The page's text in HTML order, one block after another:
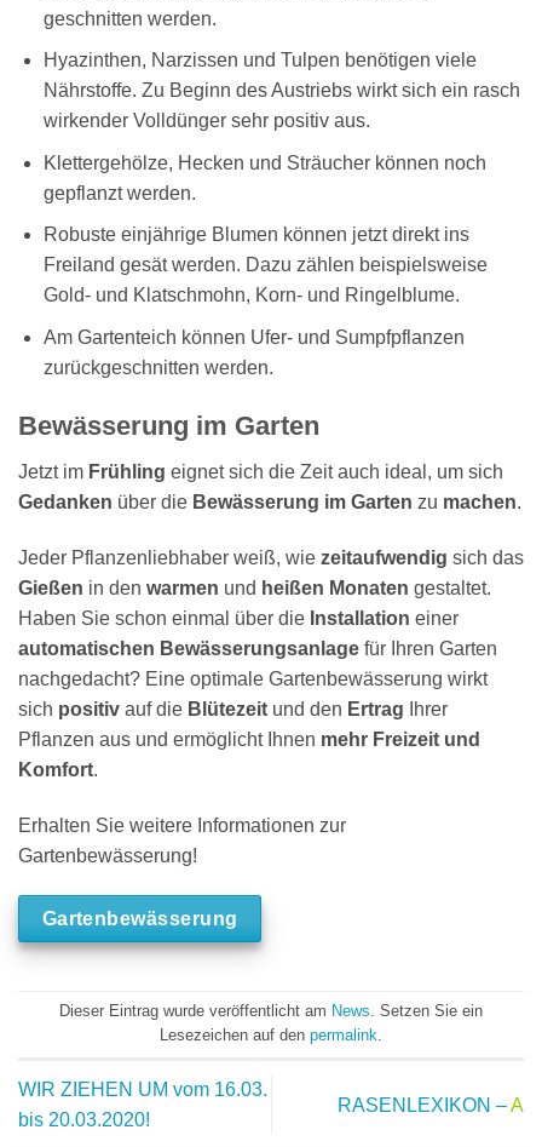
geschnitten werden.
Hyazinthen, Narzissen und Tulpen benötigen viele
Nährstoffe. Zu Beginn des Austriebs wirkt sich ein rasch
wirkender Volldünger sehr positiv aus.
Klettergehölze, Hecken und Sträucher können noch
gepflanzt werden.
Robuste einjährige Blumen können jetzt direkt ins
Freiland gesät werden. Dazu zählen beispielsweise
Gold- und Klatschmohn, Korn- und Ringelblume.
Am Gartenteich können Ufer- und Sumpfpflanzen
zurückgeschnitten werden.
Bewässerung im Garten
Jetzt im Frühling eignet sich die Zeit auch ideal, um sich
Gedanken über die Bewässerung im Garten zu machen.
Jeder Pflanzenliebhaber weiß, wie zeitaufwendig sich das
Gießen in den warmen und heißen Monaten gestaltet.
Haben Sie schon einmal über die Installation einer
automatischen Bewässerungsanlage für Ihren Garten
nachgedacht? Eine optimale Gartenbewässerung wirkt
sich positiv auf die Blütezeit und den Ertrag Ihrer
Pflanzen aus und ermöglicht Ihnen mehr Freizeit und
Komfort.
Erhalten Sie weitere Informationen zur
Gartenbewässerung!
Gartenbewässerung
Dieser Eintrag wurde veröffentlicht am News. Setzen Sie ein
Lesezeichen auf den permalink.
WIR ZIEHEN UM vom 16.03.
bis 20.03.2020!
RASENLEXIKON –A